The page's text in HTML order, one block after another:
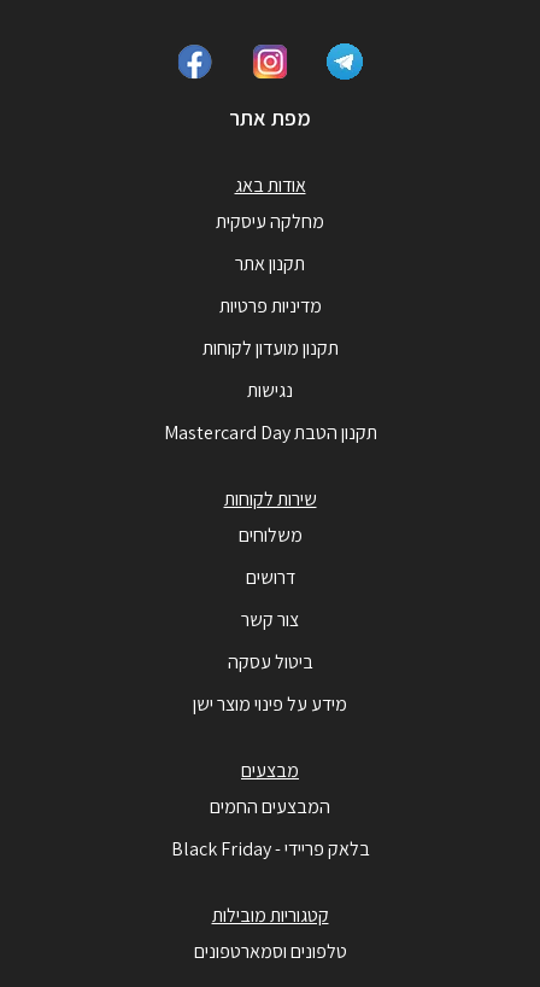
מפת אתר
אודות באג
מחלקה עיסקית
תקנון אתר
מדיניות פרטיות
תקנון מועדון לקוחות
נגישות
תקנון הטבת Mastercard Day
שירות לקוחות
משלוחים
דרושים
צור קשר
ביטול עסקה
מידע על פינוי מוצר ישן
מבצעים
המבצעים החמים
בלאק פריידי - Black Friday
קטגוריות מובילות
טלפונים וסמארטפונים